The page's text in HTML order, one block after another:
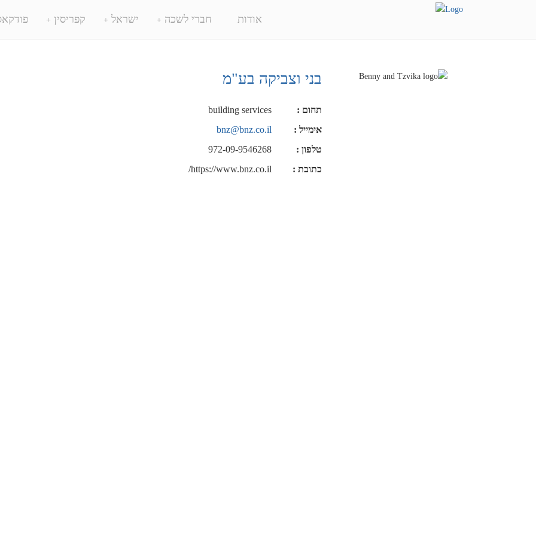
אודות חברי לשכה ישראל קפריסין
בני וצביקה בע"מ
תחום :
building services
אימייל :
bnz@bnz.co.il
טלפון :
972-09-9546268
כתובת :
https://www.bnz.co.il/